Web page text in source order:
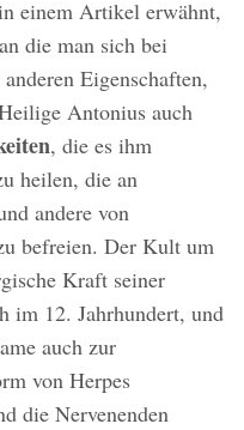
einem Artikel erwähnt,
die man sich bei
Eigenschaften,
Antonius auch
, die es ihm
heilen, die an
andere von
befreien. Der Kult um
Kraft seiner
im 12. Jahrhundert, und
auch zur
von Herpes
die Nervenenden